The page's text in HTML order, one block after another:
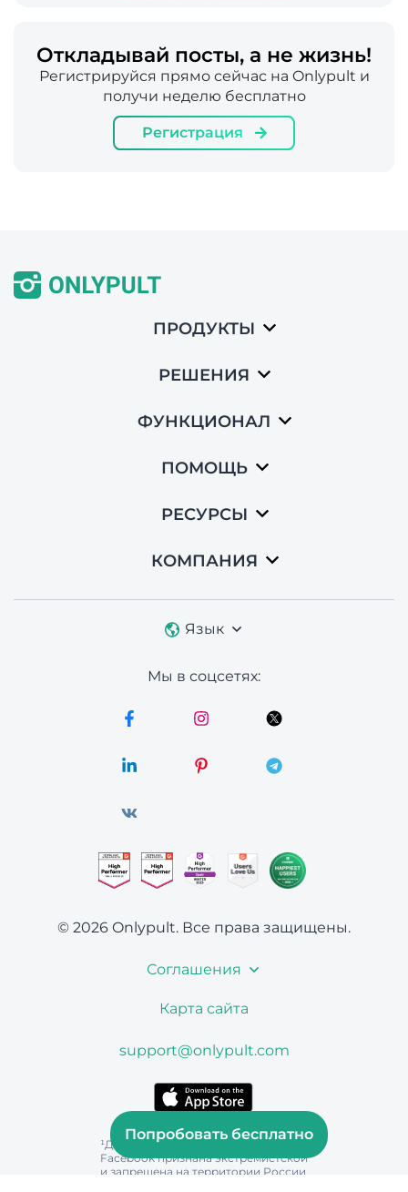
Откладывай посты, а не жизнь!
Регистрируйся прямо сейчас на Onlypult и
получи неделю бесплатно
Регистрация
ПРОДУКТЫ
РЕШЕНИЯ
ФУНКЦИОНАЛ
ПОМОЩЬ
РЕСУРСЫ
КОМПАНИЯ
Язык
Мы в соцсетях:
© 2026 Onlypult. Все права защищены.
Соглашения
Карта сайта
support@onlypult.com
¹Деятельность Instagram и
Facebook признана экстремистской
и запрещена на территории России
Попробовать бесплатно